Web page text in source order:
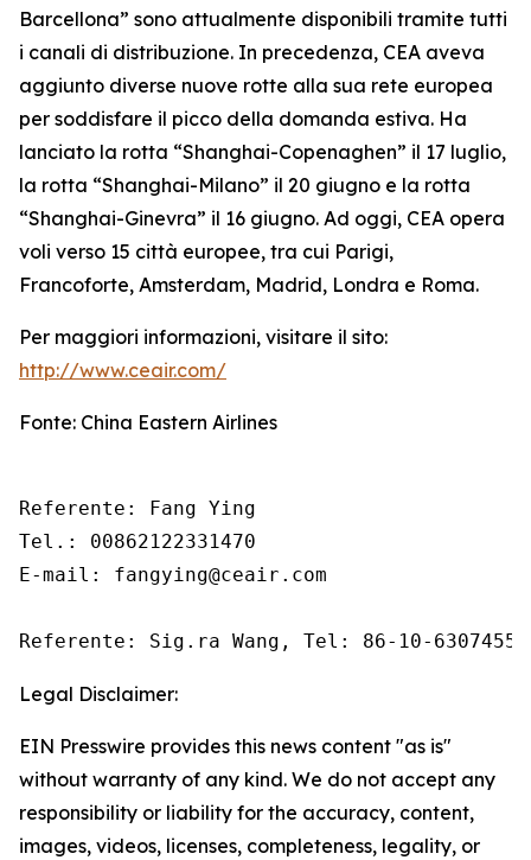
Barcellona” sono attualmente disponibili tramite tutti
i canali di distribuzione. In precedenza, CEA aveva
aggiunto diverse nuove rotte alla sua rete europea
per soddisfare il picco della domanda estiva. Ha
lanciato la rotta “Shanghai-Copenaghen” il 17 luglio,
la rotta “Shanghai-Milano” il 20 giugno e la rotta
“Shanghai-Ginevra” il 16 giugno. Ad oggi, CEA opera
voli verso 15 città europee, tra cui Parigi,
Francoforte, Amsterdam, Madrid, Londra e Roma.
Per maggiori informazioni, visitare il sito:
http://www.ceair.com/
Fonte: China Eastern Airlines
Referente: Fang Ying
Tel.: 00862122331470
E-mail: fangying@ceair.com
Referente: Sig.ra Wang, Tel: 86-10-63074558
Legal Disclaimer:
EIN Presswire provides this news content "as is"
without warranty of any kind. We do not accept any
responsibility or liability for the accuracy, content,
images, videos, licenses, completeness, legality, or